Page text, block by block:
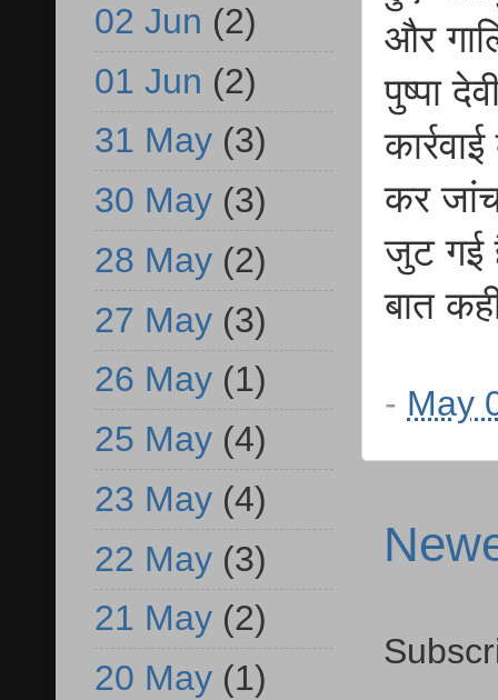
और
पुष्पा
कर
जुट गई
बात
- May
02 Jun (2)
01 Jun (2)
31 May (3)
30 May (3)
28 May (2)
27 May (3)
26 May (1)
25 May (4)
23 May (4)
22 May (3)
21 May (2)
20 May (1)